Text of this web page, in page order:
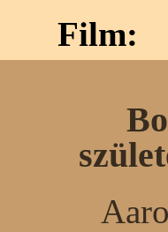
Film: